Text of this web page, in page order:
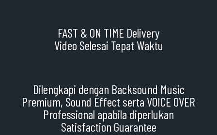
FAST & ON TIME Delivery
Video Selesai Tepat Waktu
Dilengkapi dengan Backsound Music
Premium, Sound Effect serta VOICE OVER
Professional apabila diperlukan
Satisfaction Guarantee